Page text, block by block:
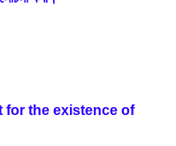
for the existence of